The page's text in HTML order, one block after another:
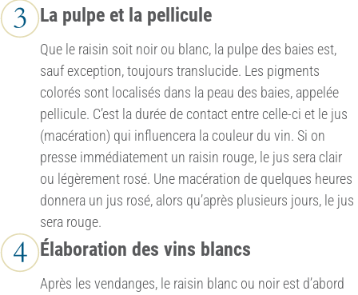
La pulpe et la pellicule
Que le raisin soit noir ou blanc, la pulpe des baies est,
sauf exception, toujours translucide. Les pigments
colorés sont localisés dans la peau des baies, appelée
pellicule. C’est la durée de contact entre celle-ci et le jus
(macération) qui influencera la couleur du vin. Si on
presse immédiatement un raisin rouge, le jus sera clair
ou légèrement rosé. Une macération de quelques heures
donnera un jus rosé, alors qu’après plusieurs jours, le jus
sera rouge.
Élaboration des vins blancs
Après les vendanges, le raisin blanc ou noir est d’abord